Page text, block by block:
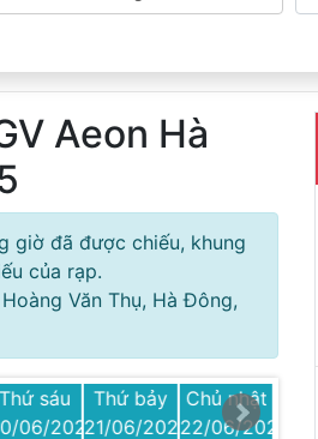
Aeon Hà
giờ đã được chiếu, khung
của rạp.
Văn Thụ, Hà Đông,
Thứ sáu
06/2025
Thứ bảy
21/06/2025
Chủ nhật
22/06/2025